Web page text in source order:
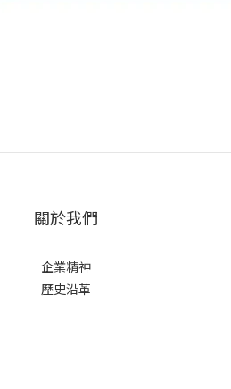
關於我們
企業精神
歷史沿革